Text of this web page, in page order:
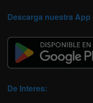
Descarga nuestra App
De Interes: